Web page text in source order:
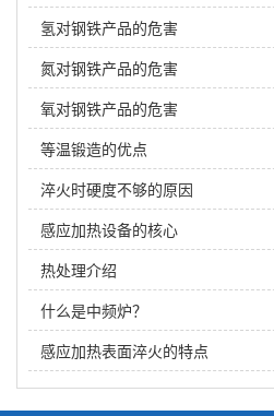
氢对钢铁产品的危害
氮对钢铁产品的危害
氧对钢铁产品的危害
等温锻造的优点
淬火时硬度不够的原因
感应加热设备的核心
热处理介绍
什么是中频炉？
感应加热表面淬火的特点